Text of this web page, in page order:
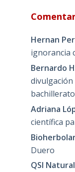
Hernan
ignorancia
Bernardo
bachillerato
Adriana
científica
Duero
QSI Natural